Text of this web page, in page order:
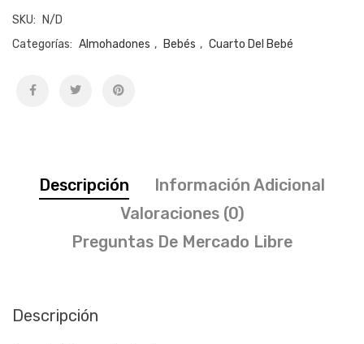
SKU:
N/D
Categorías: Almohadones , Bebés , Cuarto Del Bebé
Descripción
Información Adicional
Valoraciones (0)
Preguntas De Mercado Libre
Descripción